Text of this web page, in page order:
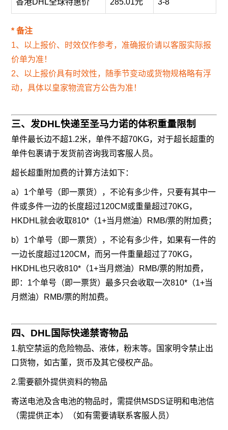
香港DHL全球特惠价 285.01元 3-8
* 备注
1、以上报价、时效仅作参考，准确报价请以客服实际报
价单为准！
2、以上报价具有时效性，随季节变动或货物规格略有浮
动，具体以皇家物流官方公告为准！
三、发DHL快递至圣马力诺的体积重量限制
单件最长边不超1.2米，单件不超70KG，对于超长超重的
单件包裹请于发货前咨询我司客服人员。
超长超重附加费的计算方法如下：
a）1个单号（即一票货），不论有多少件，只要有其中一
件或多件一边的长度超过120CM或重量超过70KG，
HKDHL就会收取810*（1+当月燃油）RMB/票的附加费；
b）1个单号（即一票货），不论有多少件，如果有一件的
一边长度超过120CM，而另一件重量超过了70KG，
HKDHL也只收810*（1+当月燃油）RMB/票的附加费，
即：1个单号（即一票货）最多只会收取一次810*（1+当
月燃油）RMB/票的附加费。
四、DHL国际快递禁寄物品
1.航空禁运的危险物品、液体，粉末等。国家明令禁止出
口货物，如古董，货币及其它侵权产品。
2.需要额外提供资料的物品
寄送电池及含电池的物品时，需提供MSDS证明和电池信
（需提供正本）（如有需要请联系客服人员）